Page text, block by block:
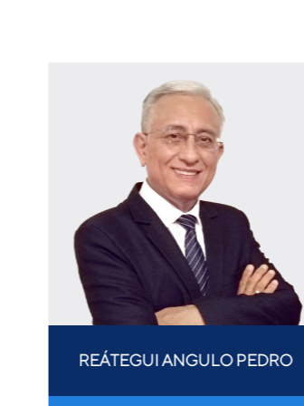
REÁTEGUI ANGULO PEDRO